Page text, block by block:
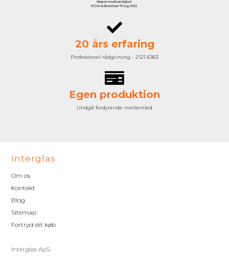
20 års erfaring
Professionel rådgivning - 2121 6363
Egen produktion
Undgå fordyrende mellemled
Interglas
Om os
Kontakt
Blog
Sitemap
Fortryd dit køb
Interglas ApS